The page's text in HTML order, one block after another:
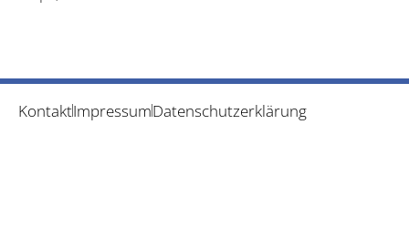
KontaktImpressumDatenschutzerklärung